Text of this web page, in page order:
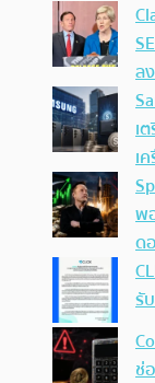
ล
เ
เ
พ
ด
รั
ช่